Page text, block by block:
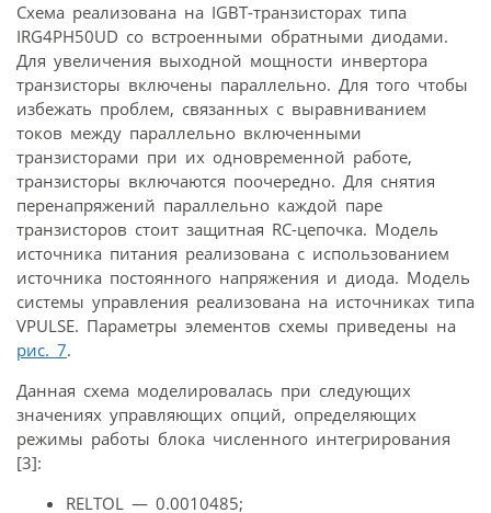
Схема реализована на IGBT-транзисторах типа
IRG4PH50UD со встроенными обратными диодами.
Для увеличения выходной мощности инвертора
транзисторы включены параллельно. Для того чтобы
избежать проблем, связанных с выравниванием
токов между параллельно включенными
транзисторами при их одновременной работе,
транзисторы включаются поочередно. Для снятия
перенапряжений параллельно каждой паре
транзисторов стоит защитная RC-цепочка. Модель
источника питания реализована с использованием
источника постоянного напряжения и диода. Модель
системы управления реализована на источниках типа
VPULSE. Параметры элементов схемы приведены на
рис. 7.
Данная схема моделировалась при следующих
значениях управляющих опций, определяющих
режимы работы блока численного интегрирования
[3]:
RELTOL — 0.0010485;